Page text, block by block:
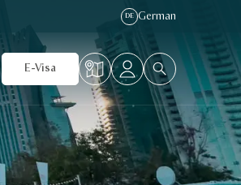
DE German
E-Visa